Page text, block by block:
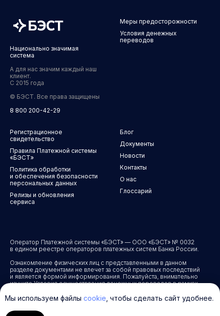
Мы используем файлы cookie , чтобы сделать сайт удобнее.
Национально значимая
система
А для нас значим каждый наш
клиент.
С 2015 года
© БЭСТ. Все права защищены
8 800 200-42-29
Меры предосторожности
Условия денежных
переводов
Регистрационное
свидетельство
Правила Платежной системы
«БЭСТ»
Политика обработки
и обеспечения безопасности
персональных данных
Релизы и обновления
сервиса
Блог
Документы
Новости
Контакты
О нас
Глоссарий
Оператор Платежной системы «БЭСТ» — ООО «БЭСТ» № 0032
в едином реестре операторов платежных систем Банка России.
Ознакомление физических лиц с представленными в данном
разделе документами не влечет за собой правовых последствий
и является формой информирования. Пожалуйста, внимательно
изучите Условия осуществления денежных переводов в рамках
подразумевает Ваше полное согласие со всеми условиями